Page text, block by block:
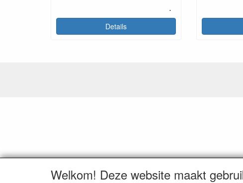
.
Details
Welkom! Deze website maakt